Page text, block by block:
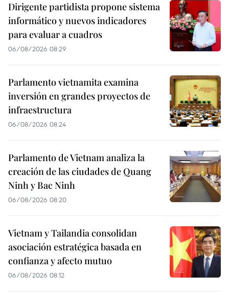
Dirigente partidista propone sistema
informático y nuevos indicadores
para evaluar a cuadros
06/08/2026 08:29
Parlamento vietnamita examina
inversión en grandes proyectos de
infraestructura
06/08/2026 08:24
Parlamento de Vietnam analiza la
creación de las ciudades de Quang
Ninh y Bac Ninh
06/08/2026 08:20
Vietnam y Tailandia consolidan
asociación estratégica basada en
confianza y afecto mutuo
06/08/2026 08:12